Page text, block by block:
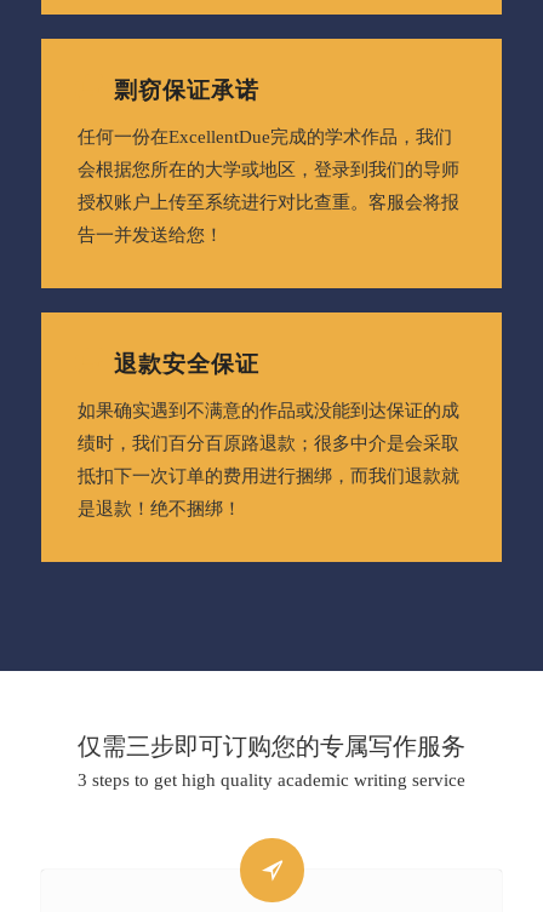
剽窃保证承诺
任何一份在ExcellentDue完成的学术作品，我们
会根据您所在的大学或地区，登录到我们的导师
授权账户上传至系统进行对比查重。客服会将报
告一并发送给您！
退款安全保证
如果确实遇到不满意的作品或没能到达保证的成
绩时，我们百分百原路退款；很多中介是会采取
抵扣下一次订单的费用进行捆绑，而我们退款就
是退款！绝不捆绑！
仅需三步即可订购您的专属写作服务
3 steps to get high quality academic writing service